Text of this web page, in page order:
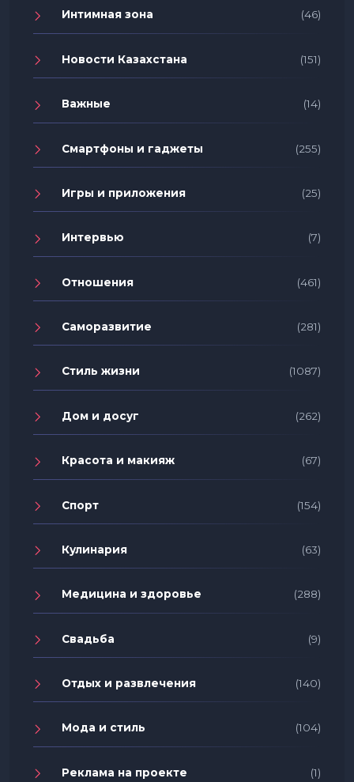
Интимная зона (46)
Новости Казахстана (151)
Важные (14)
Смартфоны и гаджеты (255)
Игры и приложения (25)
Интервью (7)
Отношения (461)
Саморазвитие (281)
Стиль жизни (1087)
Дом и досуг (262)
Красота и макияж (67)
Спорт (154)
Кулинария (63)
Медицина и здоровье (288)
Свадьба (9)
Отдых и развлечения (140)
Мода и стиль (104)
Реклама на проекте (1)